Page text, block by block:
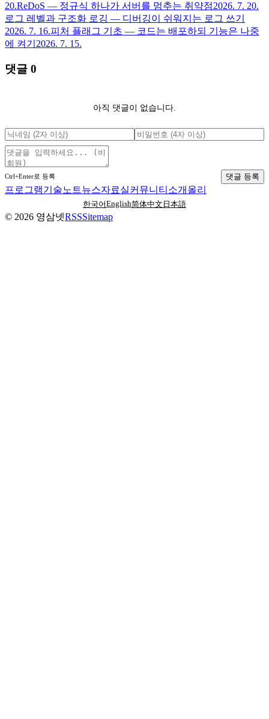
20.ReDoS — 정규식 하나가 서버를 멈추는 취약점2026. 7. 20.
로그 레벨과 구조화 로깅 — 디버깅이 쉬워지는 로그 쓰기
2026. 7. 16.피처 플래그 기초 — 코드는 배포하되 기능은 나중
에 켜기 2026. 7. 15.
댓글 0
아직 댓글이 없습니다.
Ctrl+Enter로 등록 댓글 등록
프로그램기술노트뉴스자료실커뮤니티 소개 올리
한국어English简体中文 日本語
© 2026 영삼넷RSSSitemap